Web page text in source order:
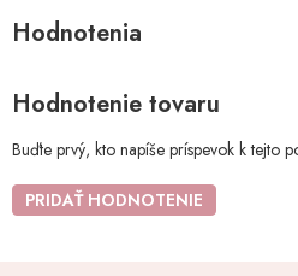
Hodnotenie tovaru
Buďte prvý, kto napíše príspevok k tejto
PRIDAŤ HODNOTENIE